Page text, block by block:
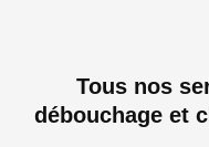
Tous nos
débouchage et